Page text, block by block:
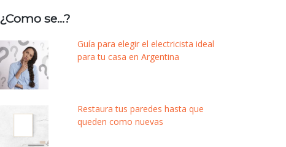
¿Como se…?
Guía para elegir el electricista ideal
para tu casa en Argentina
Restaura tus paredes hasta que
queden como nuevas